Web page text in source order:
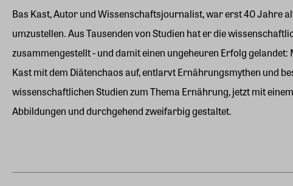
Bas Kast, Autor und Wissenschaftsjournalist, war erst 40 Jahre
umzustellen. Aus Tausenden von Studien hat er die
zusammengestellt - und damit einen ungeheuren Erfolg
Kast mit dem Diätenchaos auf, entlarvt Ernährungsmythen und
wissenschaftlichen Studien zum Thema Ernährung, jetzt mit
Abbildungen und durchgehend zweifarbig gestaltet.